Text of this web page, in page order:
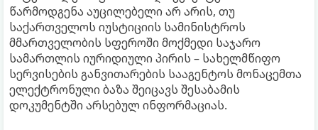
წარმოდგენა აუცილებელი არ არის, თუ
საქართველოს იუსტიციის სამინისტროს
მმართველობის სფეროში მოქმედი საჯარო
სამართლის იურიდიული პირის – სახელმწიფო
სერვისების განვითარების სააგენტოს მონაცემთა
ელექტრონული ბაზა შეიცავს შესაბამის
დოკუმენტში არსებულ ინფორმაციას.